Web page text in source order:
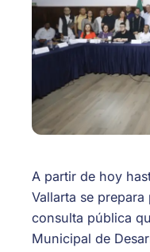
A partir de hoy
Vallarta se
consulta pública
Municipal de